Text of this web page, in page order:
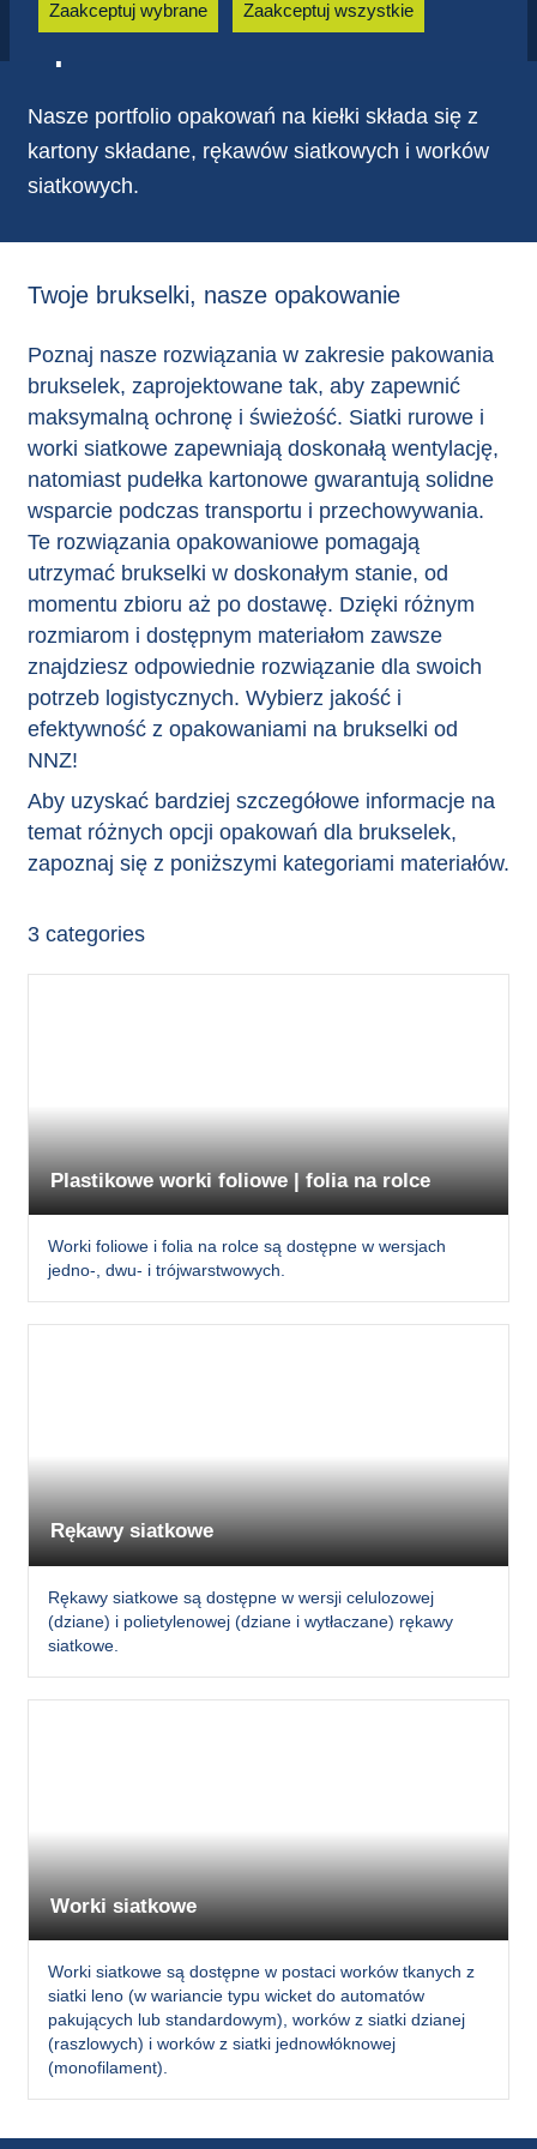
Nasze portfolio opakowań na kiełki składa się z
kartony składane, rękawów siatkowych i worków
siatkowych.
Twoje brukselki, nasze opakowanie
Poznaj nasze rozwiązania w zakresie pakowania
brukselek, zaprojektowane tak, aby zapewnić
maksymalną ochronę i świeżość. Siatki rurowe i
worki siatkowe zapewniają doskonałą wentylację,
natomiast pudełka kartonowe gwarantują solidne
wsparcie podczas transportu i przechowywania.
Te rozwiązania opakowaniowe pomagają
utrzymać brukselki w doskonałym stanie, od
momentu zbioru aż po dostawę. Dzięki różnym
rozmiarom i dostępnym materiałom zawsze
znajdziesz odpowiednie rozwiązanie dla swoich
potrzeb logistycznych. Wybierz jakość i
efektywność z opakowaniami na brukselki od
NNZ!
Aby uzyskać bardziej szczegółowe informacje na
temat różnych opcji opakowań dla brukselek,
zapoznaj się z poniższymi kategoriami materiałów.
3categories
Plastikowe worki foliowe | folia na rolce
Worki foliowe i folia na rolce są dostępne w wersjach
jedno-, dwu- i trójwarstwowych.
Rękawy siatkowe
Rękawy siatkowe są dostępne w wersji celulozowej
(dziane) i polietylenowej (dziane i wytłaczane) rękawy
siatkowe.
Worki siatkowe
Worki siatkowe są dostępne w postaci worków tkanych z
siatki leno (w wariancie typu wicket do automatów
pakujących lub standardowym), worków z siatki dzianej
(raszlowych) i worków z siatki jednowłóknowej
(monofilament).
zapobiegają również wielokrotnemu wyświetlaniu
użytkownikowi tych samych reklam..
Zaakceptuj wybrane Zaakceptuj wszystkie